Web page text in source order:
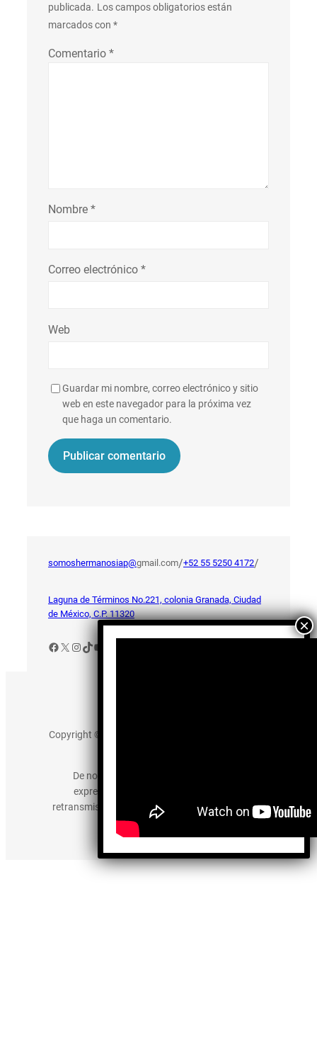
publicada. Los campos obligatorios están
marcados con *
Comentario *
Nombre *
Correo electrónico *
Web
Guardar mi nombre, correo electrónico y sitio
web en este navegador para la próxima vez
que haga un comentario.
somoshermanosiap@gmail.com/+52 55 5250 4172/
Laguna de Términos No.221, colonia Granada, Ciudad
de México, C.P. 11320
Facebook
X Instagram
TikTok
YouTube
Copyright © 2025 somos-hermanos.mx. Todos los
De no existir previa autorización, queda
expresamente prohibida la publicación,
retransmisión, edición y cualquier otro uso de los
contenidos.